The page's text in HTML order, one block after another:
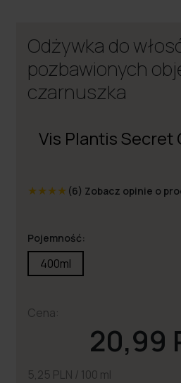
Odżywka do
pozbawionych
czarnuszka
Vis Plantis Secret
★★★★ (6) Zobacz opinie o
Pojemność:
400ml
Cena:
20,99
5,25 PLN / 100 ml